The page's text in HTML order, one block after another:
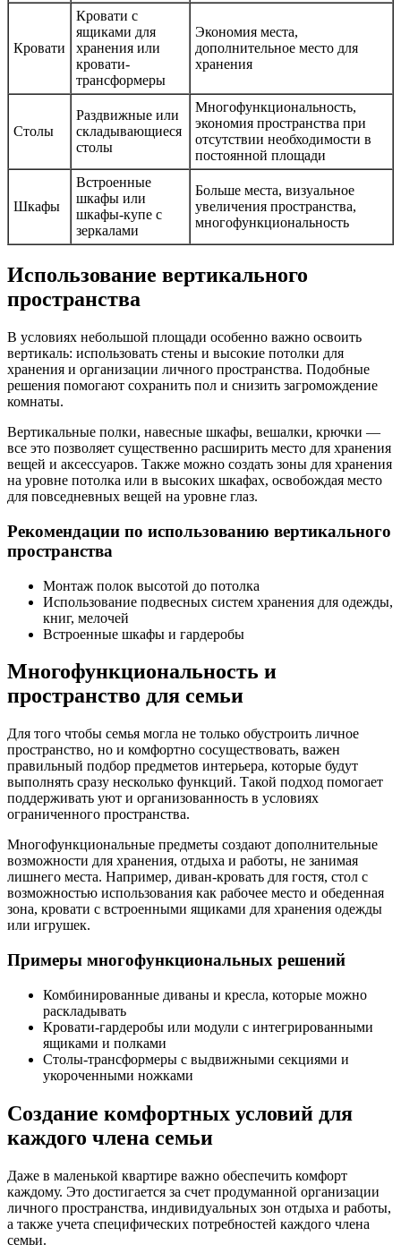
Кровати
Кровати с
ящиками для
хранения или
кровати-
трансформеры
Экономия места,
дополнительное место для
хранения
Столы
Раздвижные или
складывающиеся
столы
Многофункциональность,
экономия пространства при
отсутствии необходимости в
постоянной площади
Шкафы
Встроенные
шкафы или
шкафы-купе с
зеркалами
Больше места, визуальное
увеличения пространства,
многофункциональность
Использование вертикального
пространства
В условиях небольшой площади особенно важно освоить
вертикаль: использовать стены и высокие потолки для
хранения и организации личного пространства. Подобные
решения помогают сохранить пол и снизить загромождение
комнаты.
Вертикальные полки, навесные шкафы, вешалки, крючки —
все это позволяет существенно расширить место для хранения
вещей и аксессуаров. Также можно создать зоны для хранения
на уровне потолка или в высоких шкафах, освобождая место
для повседневных вещей на уровне глаз.
Рекомендации по использованию вертикального
пространства
Монтаж полок высотой до потолка
Использование подвесных систем хранения для одежды,
книг, мелочей
Встроенные шкафы и гардеробы
Многофункциональность и
пространство для семьи
Для того чтобы семья могла не только обустроить личное
пространство, но и комфортно сосуществовать, важен
правильный подбор предметов интерьера, которые будут
выполнять сразу несколько функций. Такой подход помогает
поддерживать уют и организованность в условиях
ограниченного пространства.
Многофункциональные предметы создают дополнительные
возможности для хранения, отдыха и работы, не занимая
лишнего места. Например, диван-кровать для гостя, стол с
возможностью использования как рабочее место и обеденная
зона, кровати с встроенными ящиками для хранения одежды
или игрушек.
Примеры многофункциональных решений
Комбинированные диваны и кресла, которые можно
раскладывать
Кровати-гардеробы или модули с интегрированными
ящиками и полками
Столы-трансформеры с выдвижными секциями и
укороченными ножками
Создание комфортных условий для
каждого члена семьи
Даже в маленькой квартире важно обеспечить комфорт
каждому. Это достигается за счет продуманной организации
личного пространства, индивидуальных зон отдыха и работы,
а также учета специфических потребностей каждого члена
семьи.